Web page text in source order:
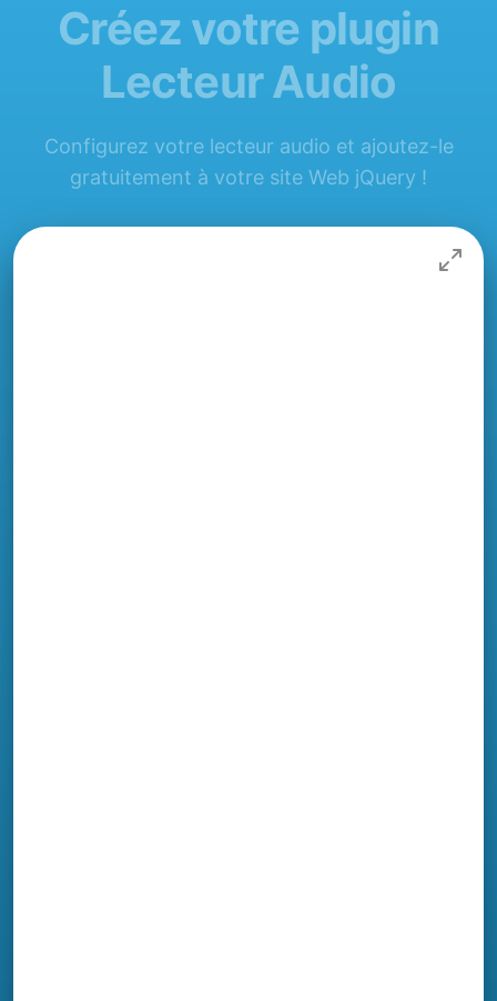
Créez votre plugin
Lecteur Audio
Configurez votre lecteur audio et ajoutez-le
gratuitement à votre site Web jQuery !